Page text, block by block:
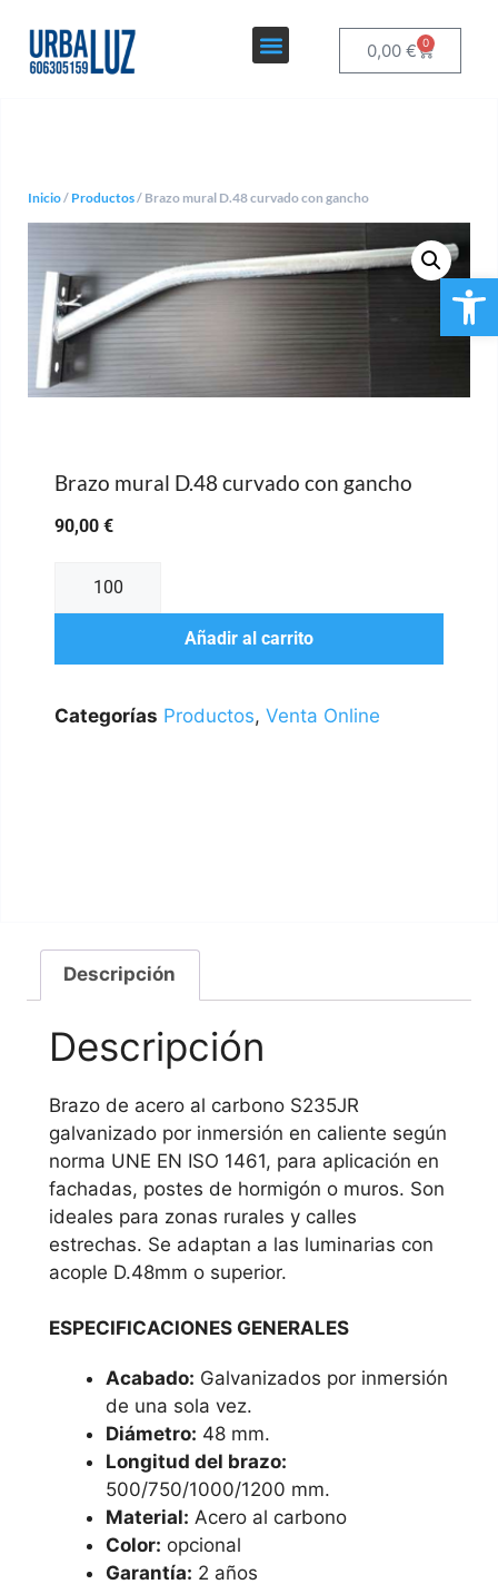
0,00 € 0
Inicio/ Productos/ Brazo mural D.48 curvado con gancho
Brazo mural D.48 curvado con gancho
90,00 €
Añadir al carrito
Categorías Productos, Venta Online
Descripción
Descripción
Brazo de acero al carbono S235JR
galvanizado por inmersión en caliente según
norma UNE EN ISO 1461, para aplicación en
fachadas, postes de hormigón o muros. Son
ideales para zonas rurales y calles
estrechas. Se adaptan a las luminarias con
acople D.48mm o superior.
ESPECIFICACIONES GENERALES
Acabado: Galvanizados por inmersión
de una sola vez.
Diámetro: 48 mm.
Longitud del brazo:
500/750/1000/1200 mm.
Material: Acero al carbono
Color: opcional
Garantía: 2 años